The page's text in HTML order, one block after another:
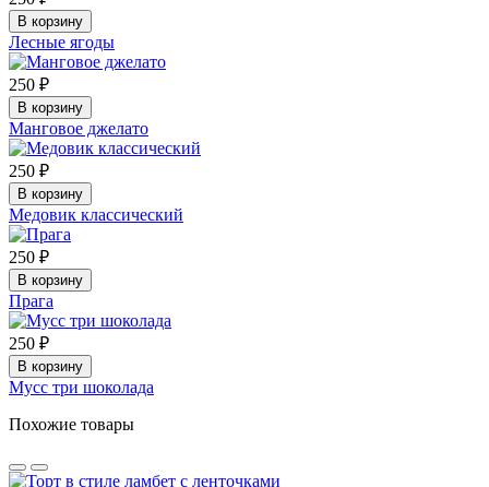
В корзину
Лесные ягоды
250 ₽
В корзину
Манговое джелато
250 ₽
В корзину
Медовик классический
250 ₽
В корзину
Прага
250 ₽
В корзину
Мусс три шоколада
Похожие товары